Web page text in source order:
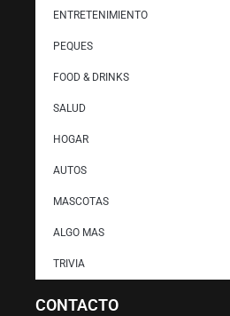
ENTRETENIMIENTO
PEQUES
FOOD & DRINKS
SALUD
HOGAR
AUTOS
MASCOTAS
ALGO MAS
TRIVIA
CONTACTO